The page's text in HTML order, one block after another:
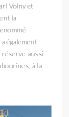
Volny et
la
également
réserve aussi
à la